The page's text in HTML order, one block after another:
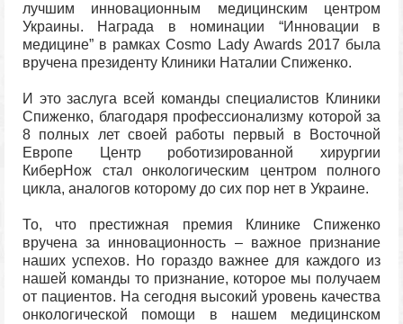
лучшим инновационным медицинским центром
Украины. Награда в номинации “Инновации в
медицине” в рамках Cosmo Lady Awards 2017 была
вручена президенту Клиники Наталии Спиженко.
И это заслуга всей команды специалистов Клиники
Спиженко, благодаря профессионализму которой за
8 полных лет своей работы первый в Восточной
Европе Центр роботизированной хирургии
КиберНож стал онкологическим центром полного
цикла, аналогов которому до сих пор нет в Украине.
То, что престижная премия Клинике Спиженко
вручена за инновационность – важное признание
наших успехов. Но гораздо важнее для каждого из
нашей команды то признание, которое мы получаем
от пациентов. На сегодня высокий уровень качества
онкологической помощи в нашем медицинском